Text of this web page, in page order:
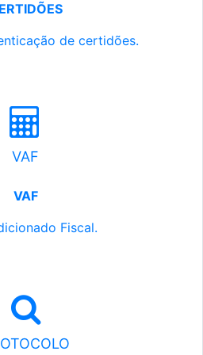
de certidões.
VAF
VAF
Fiscal.